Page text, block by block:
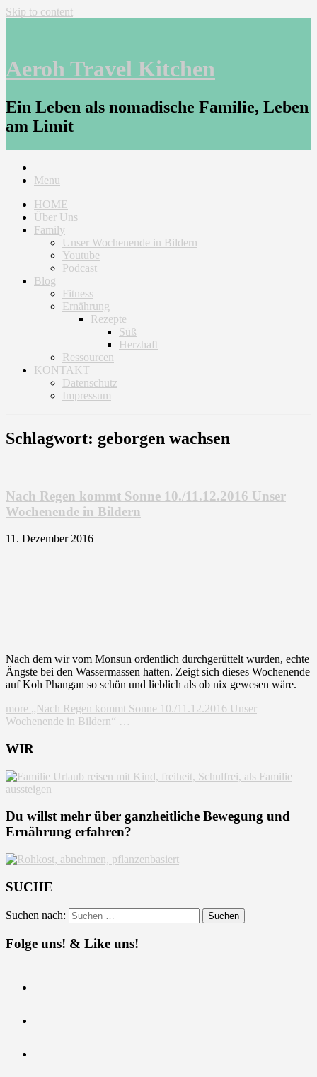
Skip to content
Aeroh Travel Kitchen
Ein Leben als nomadische Familie, Leben
am Limit
Menu
HOME
Über Uns
Family
Unser Wochenende in Bildern
Youtube
Podcast
Blog
Fitness
Ernährung
Rezepte
Süß
Herzhaft
Ressourcen
KONTAKT
Datenschutz
Impressum
Schlagwort: geborgen wachsen
Nach Regen kommt Sonne 10./11.12.2016 Unser
Wochenende in Bildern
11. Dezember 2016
Nach dem wir vom Monsun ordentlich durchgerüttelt wurden, echte
Ängste bei den Wassermassen hatten. Zeigt sich dieses Wochenende
auf Koh Phangan so schön und lieblich als ob nix gewesen wäre.
more „Nach Regen kommt Sonne 10./11.12.2016 Unser
Wochenende in Bildern“ …
WIR
Du willst mehr über ganzheitliche Bewegung und
Ernährung erfahren?
SUCHE
Suchen nach:
Folge uns! & Like uns!